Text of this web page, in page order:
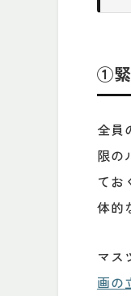
①緊
全員
限の
てお
体的
マス
画の